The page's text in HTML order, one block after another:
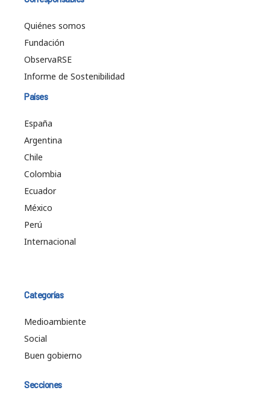
Quiénes somos
Fundación
ObservaRSE
Informe de Sostenibilidad
Países
España
Argentina
Chile
Colombia
Ecuador
México
Perú
Internacional
Categorías
Medioambiente
Social
Buen gobierno
Secciones